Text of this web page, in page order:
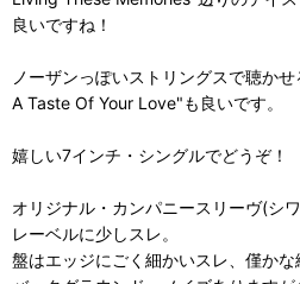
良いですね！
ノーザンっぽいストリングスで聴か
A Taste Of Your Love"も良いです。
嬉しい7インチ・シングルでどうぞ！
オリジナル・カンパニースリーヴ(シ
レーベルに少しスレ。
盤はエッジにごく細かいスレ、僅か